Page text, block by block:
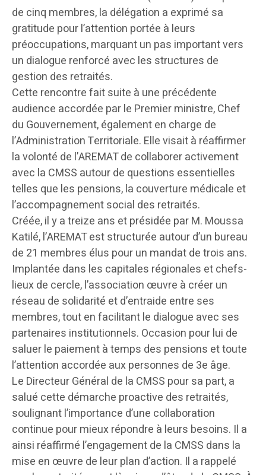
de cinq membres, la délégation a exprimé sa
gratitude pour l’attention portée à leurs
préoccupations, marquant un pas important vers
un dialogue renforcé avec les structures de
gestion des retraités.
Cette rencontre fait suite à une précédente
audience accordée par le Premier ministre, Chef
du Gouvernement, également en charge de
l’Administration Territoriale. Elle visait à réaffirmer
la volonté de l’AREMAT de collaborer activement
avec la CMSS autour de questions essentielles
telles que les pensions, la couverture médicale et
l’accompagnement social des retraités.
Créée, il y a treize ans et présidée par M. Moussa
Katilé, l’AREMAT est structurée autour d’un bureau
de 21 membres élus pour un mandat de trois ans.
Implantée dans les capitales régionales et chefs-
lieux de cercle, l’association œuvre à créer un
réseau de solidarité et d’entraide entre ses
membres, tout en facilitant le dialogue avec ses
partenaires institutionnels. Occasion pour lui de
saluer le paiement à temps des pensions et toute
l’attention accordée aux personnes de 3e âge.
Le Directeur Général de la CMSS pour sa part, a
salué cette démarche proactive des retraités,
soulignant l’importance d’une collaboration
continue pour mieux répondre à leurs besoins. Il a
ainsi réaffirmé l’engagement de la CMSS dans la
mise en œuvre de leur plan d’action. Il a rappelé